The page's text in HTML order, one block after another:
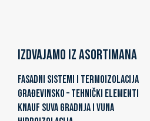
Izdvajamo iz asortimana
FASADNI SISTEMI I TERMOIZOLACIJA
GRAĐEVINSKO – TEHNIČKI ELEMENTI
KNAUF SUVA GRADNJA I VUNA